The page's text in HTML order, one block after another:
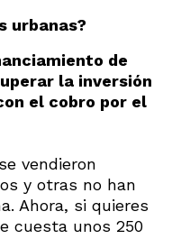
urbanas?
de
la inversión
el cobro por el
vendieron
y otras no han
Ahora, si quieres
cuesta unos 250